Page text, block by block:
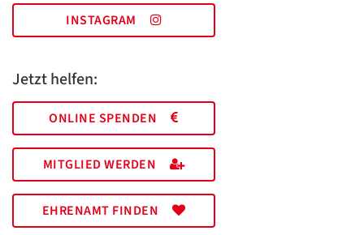
INSTAGRAM
Jetzt helfen:
ONLINE SPENDEN
MITGLIED WERDEN
EHRENAMT FINDEN